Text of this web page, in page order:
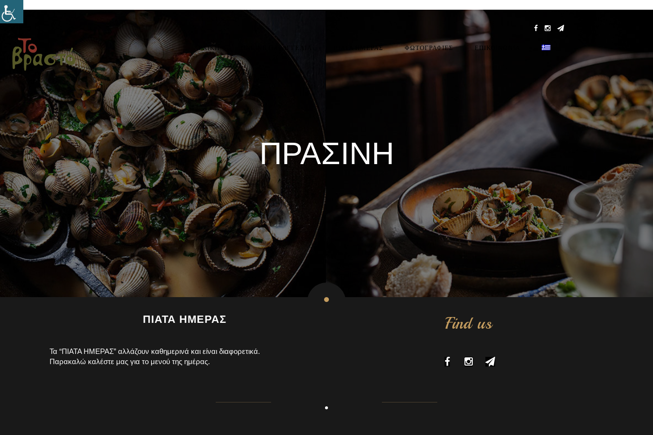
ΑΡΧΙΚΗ ONLINE ΠΑΡΑΓΓΕΛΙΑ ΠΙΑΤΑ ΗΜΕΡΑΣ ΦΩΤΟΓΡΑΦΙΕΣ ΕΠΙΚΟΙΝΩΝΊΑ
ΠΡΆΣΙΝΗ
ΠΙΑΤΑ ΗΜΕΡΑΣ
Τα “ΠΙΑΤΑ ΗΜΕΡΑΣ” αλλάζουν καθημερινά και είναι διαφορετικά.
Παρακαλώ καλέστε μας για το μενού της ημέρας.
Find us